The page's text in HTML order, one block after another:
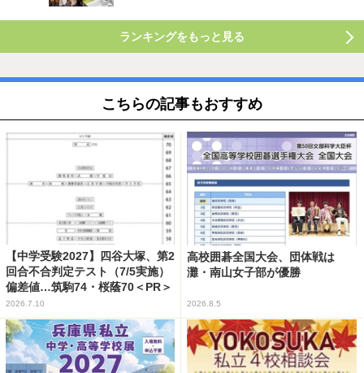
ランキングをもっと見る
こちらの記事もおすすめ
【中学受験2027】四谷大塚、第2
回合不合判定テスト（7/5実施）
偏差値…筑駒74・桜蔭70＜PR＞
2026.7.10
高校囲碁全国大会、団体戦は
灘・南山女子部が優勝
2026.8.5